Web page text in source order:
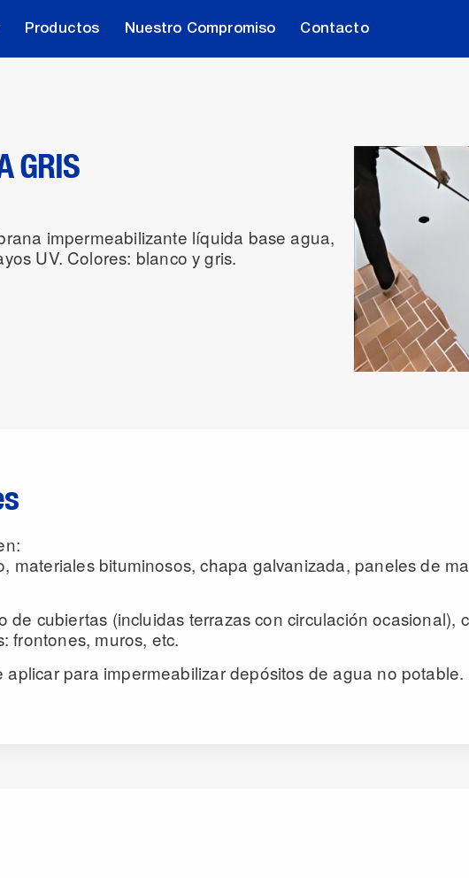
Productos Nuestro Compromiso Contacto
GRIS
impermeabilizante líquida base agua,
UV. Colores: blanco y gris.
materiales bituminosos, chapa galvanizada, paneles de
de cubiertas (incluidas terrazas con circulación ocasional),
frontones, muros, etc.
aplicar para impermeabilizar depósitos de agua no potable.